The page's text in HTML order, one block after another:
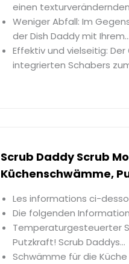
einen
Weniger Abfall: Im
der Dish Daddy mit Ihrem...
Effektiv und vielseitig:
integrierten Schabers
Scrub Daddy Scrub
Küchenschwämme,
Les informations ci-
Die folgenden
Temperaturgesteuerter
Putzkraft! Scrub Daddys...
Schwämme für die